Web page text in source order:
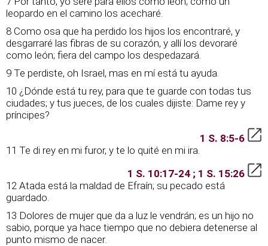
leopardo en el camino los acecharé.
8 Como osa que ha perdido los hijos los encontraré, y
desgarraré las fibras de su corazón, y allí los devoraré
como león; fiera del campo los despedazará.
9 Te perdiste, oh Israel, mas en mí está tu ayuda.
10 ¿Dónde está tu rey, para que te guarde con todas tus
ciudades; y tus jueces, de los cuales dijiste: Dame rey y
príncipes?
1 S. 8:5-6
11 Te di rey en mi furor, y te lo quité en mi ira.
1 S. 10:17-24 ; 1 S. 15:26
12 Atada está la maldad de Efraín; su pecado está
guardado.
13 Dolores de mujer que da a luz le vendrán; es un hijo no
sabio, porque ya hace tiempo que no debiera detenerse al
punto mismo de nacer.